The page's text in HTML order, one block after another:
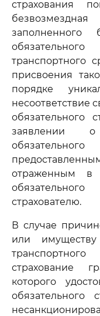
страхования
заполненного
транспортного
присвоения
порядке
несоответствие
обязательного
заявлении
отраженным в
страхователю.
В случае
или имуществу
страхование
которого
обязательного